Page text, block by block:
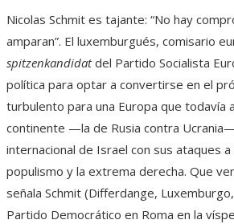
Nicolas Schmit es tajante: “No hay
amparan”. El luxemburgués, comisario
spitzenkandidatdel Partido Socialista
política para optar a convertirse en el
turbulento para una Europa que todavía
continente —la de Rusia contra
internacional de Israel con sus ataques
populismo y la extrema derecha. Que
señala Schmit (Differdange,
Partido Democrático en Roma en la